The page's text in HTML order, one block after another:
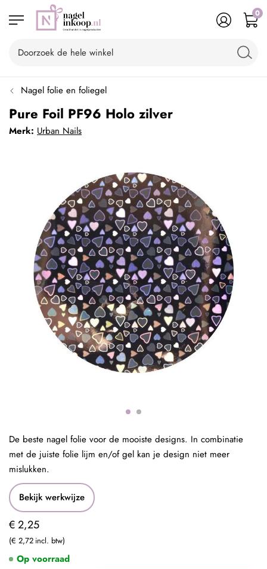
0
Nagel folie en foliegel
Pure Foil PF96 Holo zilver
Merk: Urban Nails
Bekijk werkwijze
€ 2,25
€ 2,72
Op voorraad
De beste nagel folie voor de mooiste designs. In combinatie
met de juiste folie lijm en/of gel kan je design niet meer
mislukken.